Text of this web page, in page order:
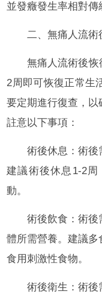
並發癥發生率相對傳
二、無痛人流術
無痛人流術後
2周即可恢復正常生
要定期進行復查，
註意以下事項：
術後休息：術後
建議術後休息1-2
動。
術後飲食：術後
體所需營養。建議
食用刺激性食物。
術後衛生：術後